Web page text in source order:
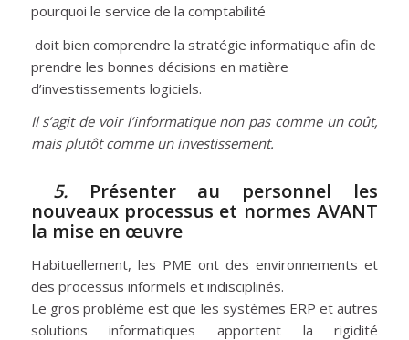
pourquoi le service de la comptabilité
doit bien comprendre la stratégie informatique afin de
prendre les bonnes décisions en matière
d’investissements logiciels.
Il s’agit de voir l’informatique non pas comme un coût,
mais plutôt comme un investissement.
5. Présenter au personnel les
nouveaux processus et normes AVANT
la mise en œuvre
Habituellement, les PME ont des environnements et
des processus informels et indisciplinés.
Le gros problème est que les systèmes ERP et autres
solutions informatiques apportent la rigidité